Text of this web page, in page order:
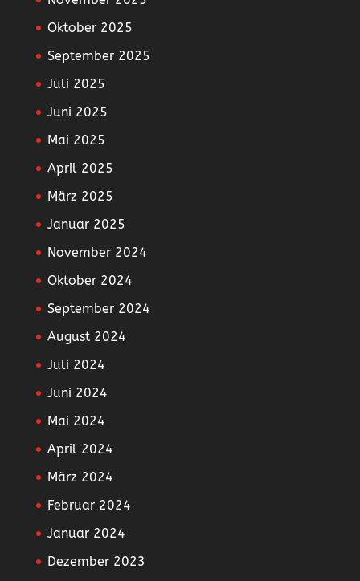
Oktober 2025
September 2025
Juli 2025
Juni 2025
Mai 2025
April 2025
März 2025
Januar 2025
November 2024
Oktober 2024
September 2024
August 2024
Juli 2024
Juni 2024
Mai 2024
April 2024
März 2024
Februar 2024
Januar 2024
Dezember 2023